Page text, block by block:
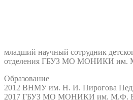
младший научный сотрудник
отделения ГБУЗ МО МОНИКИ им.
Образование
2012 ВНМУ им. Н. И. Пирогова
2017 ГБУЗ МО МОНИКИ им. М.Ф.